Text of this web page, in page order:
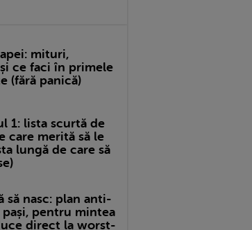
mituri,
ce faci în primele
(fără panică)
1: lista scurtă de
care merită să le
lungă de care să
să nasc: plan anti-
pentru mintea
direct la worst-